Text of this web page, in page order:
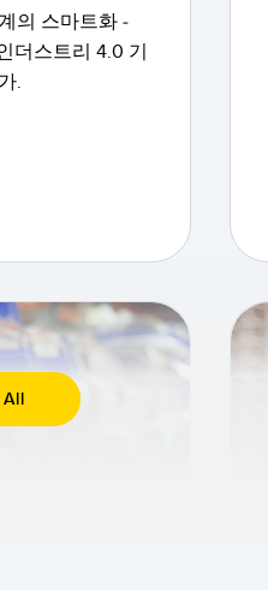
의 스마트화 -
더스트리 4.0 기
.